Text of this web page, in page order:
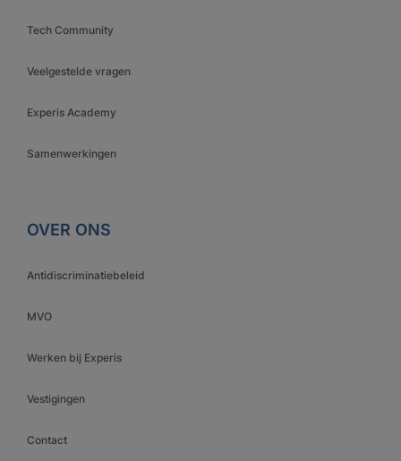
Tech Community
Veelgestelde vragen
Experis Academy
Samenwerkingen
OVER ONS
Antidiscriminatiebeleid
MVO
Werken bij Experis
Vestigingen
Contact